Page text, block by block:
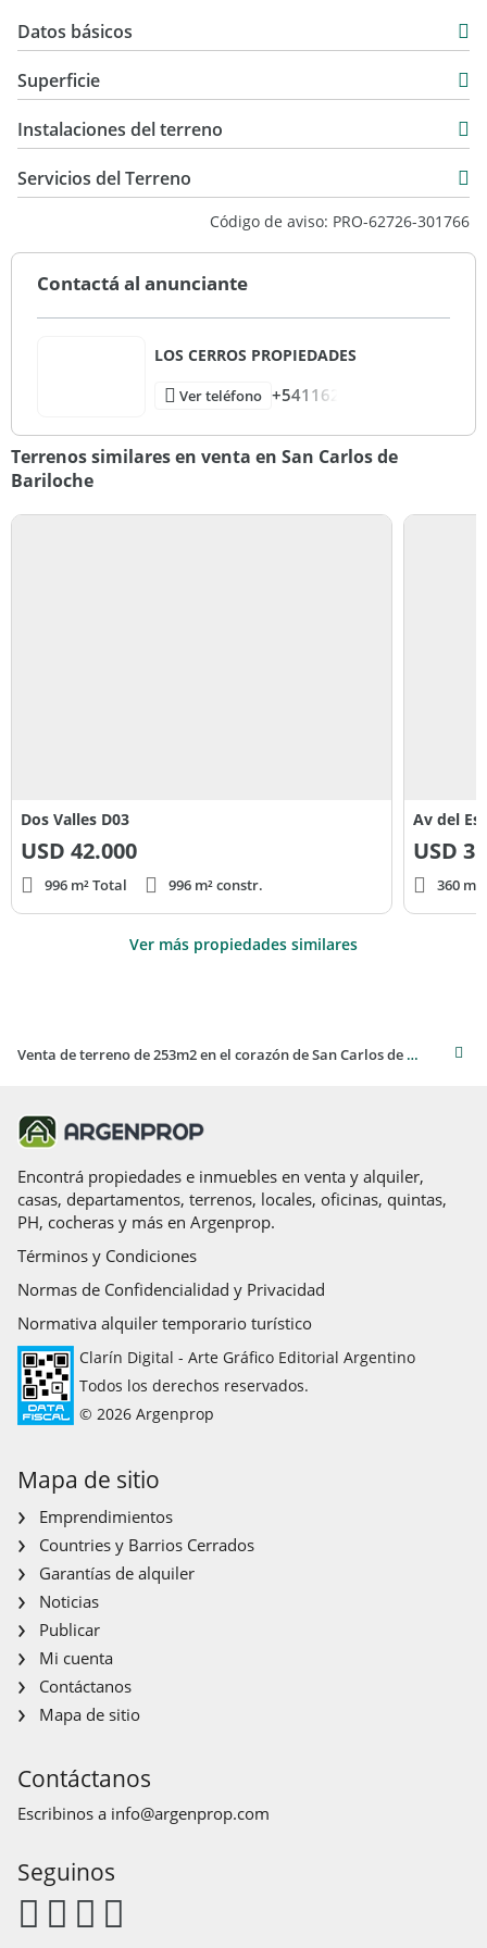
Datos básicos
Superficie
253 m2
Instalaciones del terreno
Servicios del Terreno
Código de aviso: PRO-62726-301766
Contactá al anunciante
LOS CERROS PROPIEDADES
Ver teléfono +541162
Terrenos similares en venta en San Carlos de
Bariloche
Dos Valles D03
USD 42.000
996 m² Total 996 m² constr.
Av del
USD
360
Ver más propiedades similares
Venta de terreno de 253m2 en el corazón de San Carlos de Bariloche
Encontrá propiedades e inmuebles en venta y alquiler,
casas, departamentos, terrenos, locales, oficinas, quintas,
PH, cocheras y más en Argenprop.
Términos y Condiciones
Normas de Confidencialidad y Privacidad
Normativa alquiler temporario turístico
Clarín Digital - Arte Gráfico Editorial Argentino
Todos los derechos reservados.
© 2026 Argenprop
Mapa de sitio
Emprendimientos
Countries y Barrios Cerrados
Garantías de alquiler
Noticias
Publicar
Mi cuenta
Contáctanos
Mapa de sitio
Contáctanos
Escribinos a info@argenprop.com
Seguinos